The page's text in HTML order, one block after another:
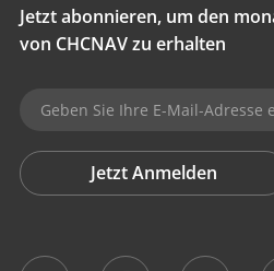
Jetzt abonnieren, um den
von CHCNAV zu erhalten
Jetzt Anmelden